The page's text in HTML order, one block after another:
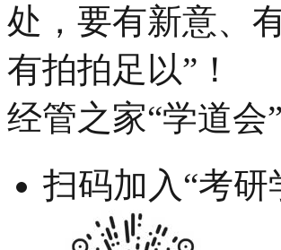
处，要有新意、
有拍拍足以”！
经管之家“学道会
扫码加入“考研